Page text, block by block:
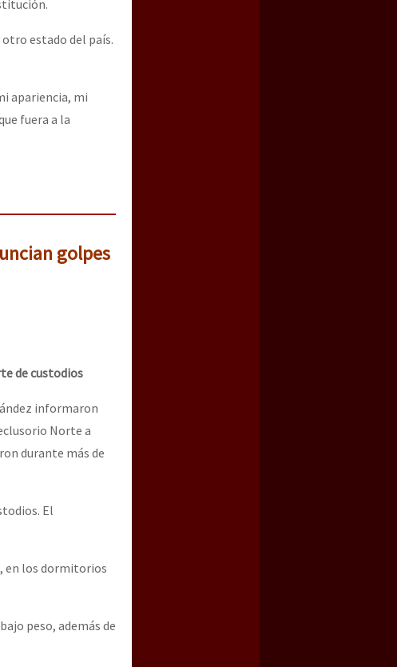
estado del país.
apariencia, mi
fuera a la
golpes
de custodios
informaron
Norte a
durante más de
El
en los dormitorios
peso, además de